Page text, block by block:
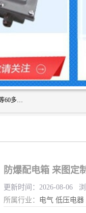
浙创防爆公司产品得到了 国内外广大用户的青眯，销售网络遍布全国各地及远销东南亚，非洲，中东，大洋州等60多个国家和地区，并初步建立起以中国大陆为总部的全球营销体系。 专业生产：防爆电气，BXMD系列防爆照明动力配电箱，BJX防爆接线箱，BKX防爆控制箱，防爆检修电源箱，防爆开关箱，不锈钢防爆箱，201/304/316不锈钢防爆配电箱系列， 防爆防腐系列，防爆防腐操作柱，防爆防腐控制箱 浙创防爆
防爆配电箱 来图定
更新时间：2026-08-06
所属行业： 电气 低压电器